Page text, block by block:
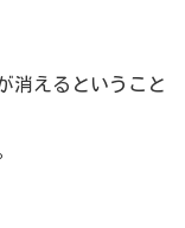
消えるということ